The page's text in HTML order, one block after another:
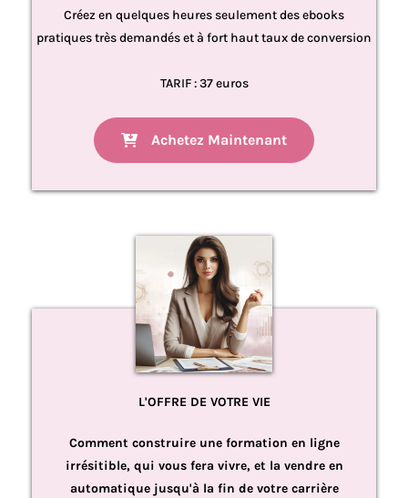
Créez en quelques heures seulement des ebooks
pratiques très demandés et à fort haut taux de conversion
TARIF : 37 euros
Achetez Maintenant
L'OFFRE DE VOTRE VIE
Comment construire une formation en ligne
irrésitible, qui vous fera vivre, et la vendre en
automatique jusqu'à la fin de votre carrière